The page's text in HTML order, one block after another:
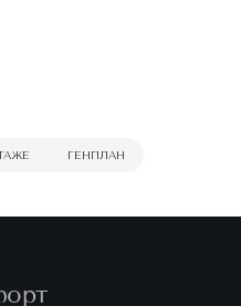
ГЕНПЛАН